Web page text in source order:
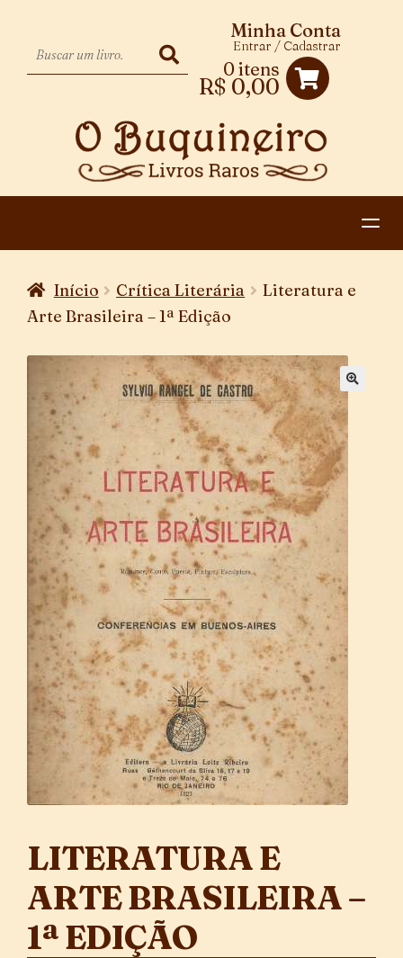
0 itens
R$ 0,00
Minha Conta
Entrar / Cadastrar
CATEGORIAS
CONTATO
Início Crítica Literária
Literatura e
Arte Brasileira – 1ª Edição
LITERATURA E
ARTE BRASILEIRA –
1ª EDIÇÃO